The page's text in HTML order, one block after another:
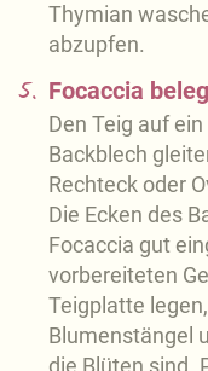
Thymian
abzupfen.
5. Focaccia
Den Teig auf
Backblech
Rechteck oder
Die Ecken des
Focaccia gut
vorbereiteten
Teigplatte
Blumenstängel
die Blüten sind.